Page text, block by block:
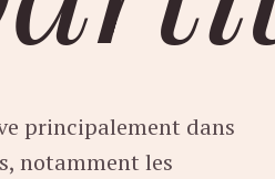
principalement dans
notamment les